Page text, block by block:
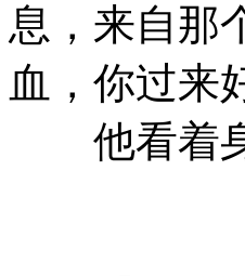
息，来自那
血，你过来
他看着身